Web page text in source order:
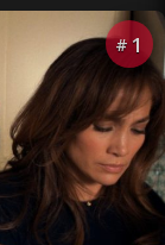
# 1